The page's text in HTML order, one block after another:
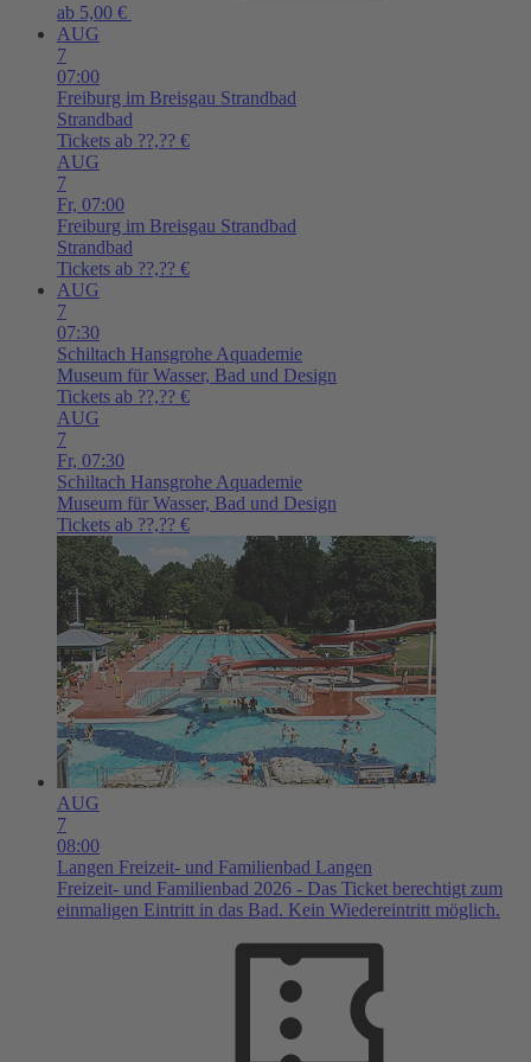
ab 5,00 €
AUG
7
07:00
Freiburg im Breisgau Strandbad
Strandbad
Tickets ab ??,?? €
AUG
7
Fr, 07:00
Freiburg im Breisgau Strandbad
Strandbad
Tickets ab ??,?? €
AUG
7
07:30
Schiltach Hansgrohe Aquademie
Museum für Wasser, Bad und Design
Tickets ab ??,?? €
AUG
7
Fr, 07:30
Schiltach Hansgrohe Aquademie
Museum für Wasser, Bad und Design
Tickets ab ??,?? €
AUG
7
08:00
Langen Freizeit- und Familienbad Langen
Freizeit- und Familienbad 2026 - Das Ticket berechtigt zum
einmaligen Eintritt in das Bad. Kein Wiedereintritt möglich.